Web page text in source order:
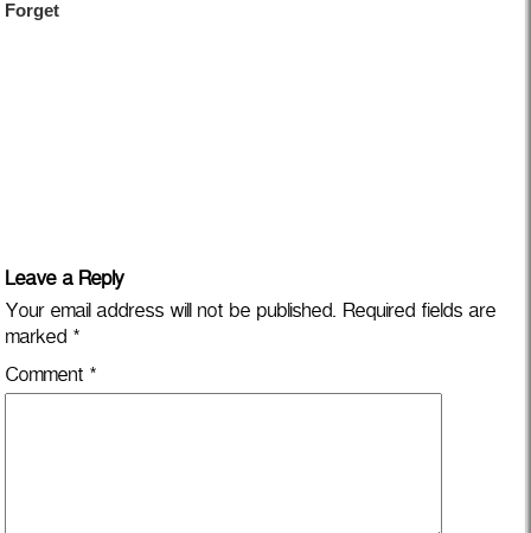
Leave a Reply
Your email address will not be published. Required fields are
marked *
Comment *